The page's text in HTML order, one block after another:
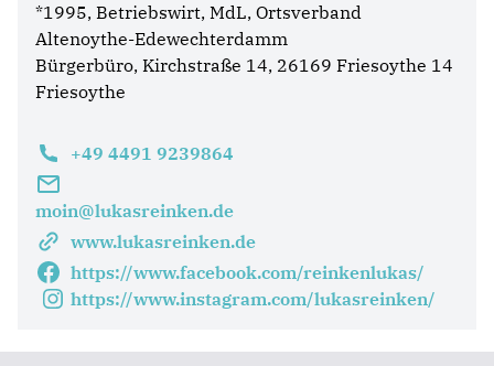
*1995, Betriebswirt, MdL, Ortsverband
Altenoythe-Edewechterdamm
Bürgerbüro, Kirchstraße 14, 26169 Friesoythe 14
Friesoythe
+49 4491 9239864
moin@lukasreinken.de
www.lukasreinken.de
https://www.facebook.com/reinkenlukas/
https://www.instagram.com/lukasreinken/